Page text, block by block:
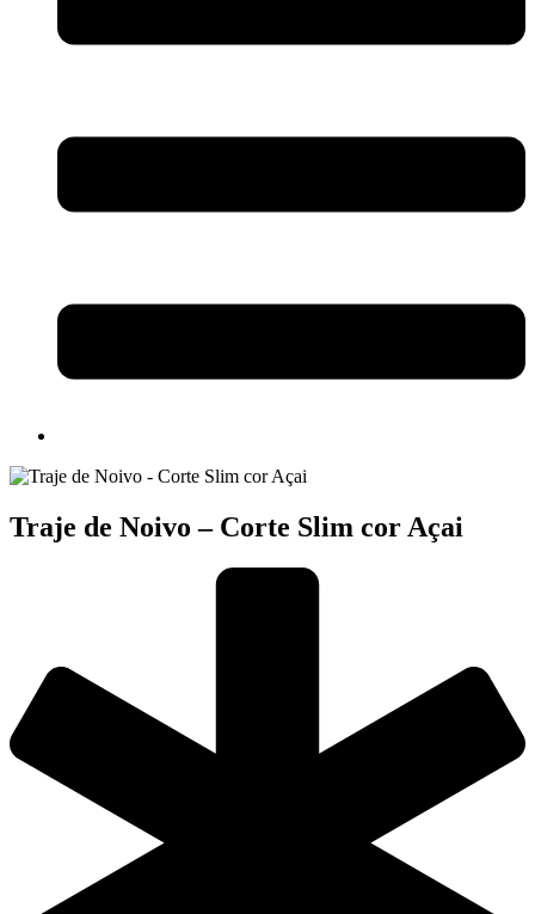
Traje de Noivo – Corte Slim cor Açai